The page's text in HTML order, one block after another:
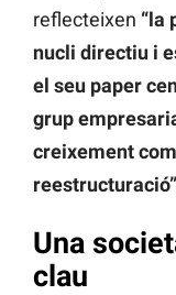
reflecteixen “la
nucli directiu i
el seu paper
grup
creixement
Una
clau